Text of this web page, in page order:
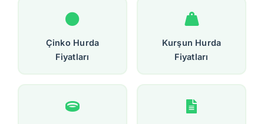
Çinko Hurda
Fiyatları
Kurşun Hurda
Fiyatları